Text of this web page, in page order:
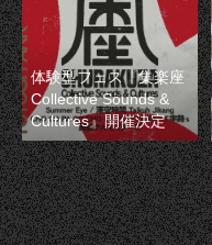
体験型フェス『集楽座
Collective Sounds &
Cultures』開催決定